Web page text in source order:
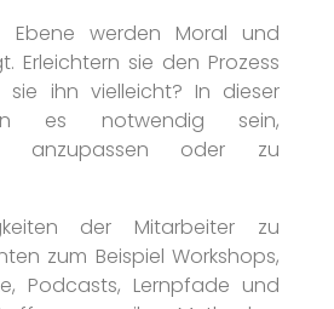
werden Moral und
Erleichtern sie den Prozess
sie ihn vielleicht? In dieser
es notwendig sein,
anzupassen oder zu
der Mitarbeiter zu
zum Beispiel Workshops,
Podcasts, Lernpfade und